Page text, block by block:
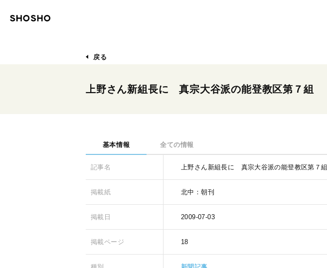
戻る
上野さん新組長に 真宗大谷派の能登教区第７組
基本情報 全ての情報
記事名 上野さん新組長に 真宗大谷派の能登教区第７組
掲載紙 北中：朝刊
掲載日 2009-07-03
掲載ページ 18